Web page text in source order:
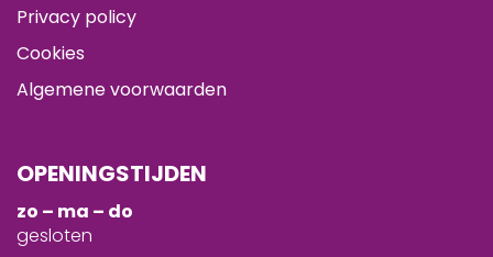
Privacy policy
Cookies
Algemene voorwaarden
OPENINGSTIJDEN
zo – ma – do
gesloten